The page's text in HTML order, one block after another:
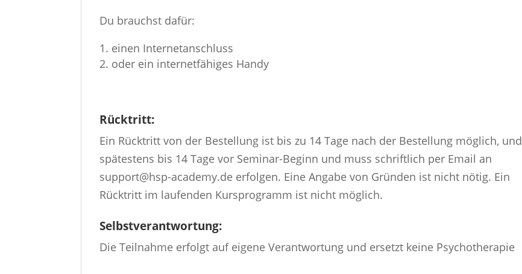
Du brauchst dafür:
einen Internetanschluss
oder ein internetfähiges Handy
Rücktritt:
Ein Rücktritt von der Bestellung ist bis zu 14 Tage nach der Bestellung möglich, und
spätestens bis 14 Tage vor Seminar-Beginn und muss schriftlich per Email an
support@hsp-academy.de erfolgen. Eine Angabe von Gründen ist nicht nötig. Ein
Rücktritt im laufenden Kursprogramm ist nicht möglich.
Selbstverantwortung:
Die Teilnahme erfolgt auf eigene Verantwortung und ersetzt keine Psychotherapie